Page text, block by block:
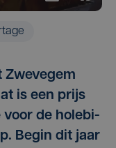
Zwevegem
is een prijs
de holebi-
Begin dit jaar